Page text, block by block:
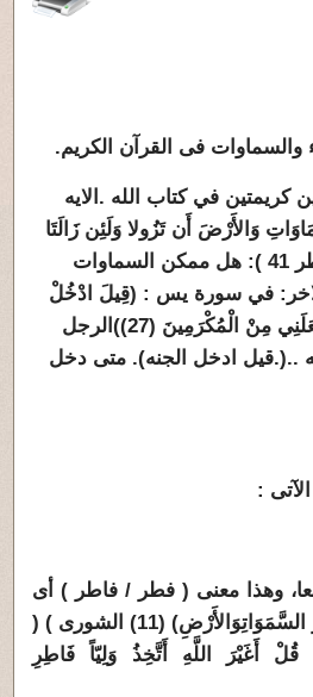
كريمتين في كتاب الله .الايه
وَالأَرْضَ أَن تَزُولا وَلَئِن زَالَتَا
)
: هل ممكن السماوات
: في سورة يس : (قِيلَ ادْخُلْ
) الرجل
..
(.قيل ادخل الجنه). متى دخل
:
وهذا معنى ( فطر / فاطر ) أى
وَالأَرْضِ) (11) الشورى ) (
وَالأَرْضِ )(1) فاطر ) ( قُلْ أَغَيْرَ اللَّهِ أَتَّخِذُ وَلِيّاً فَاطِرِ